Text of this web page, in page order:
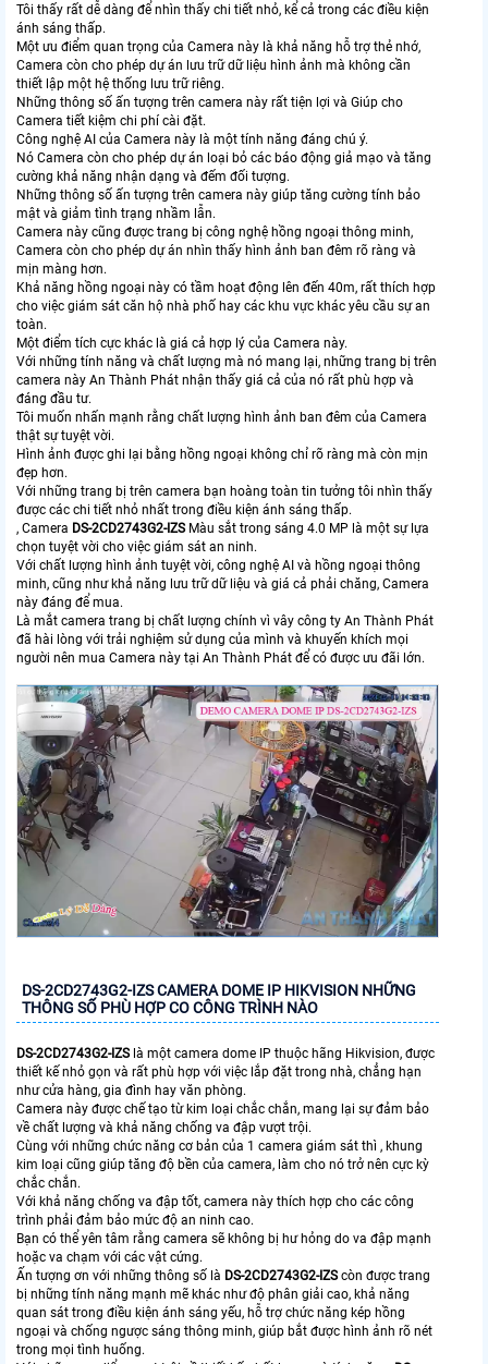
Tôi thấy rất dễ dàng để nhìn thấy chi tiết nhỏ, kể cả trong các điều kiện
ánh sáng thấp.
Một ưu điểm quan trọng của Camera này là khả năng hỗ trợ thẻ nhớ,
Camera còn cho phép dự án lưu trữ dữ liệu hình ảnh mà không cần
thiết lập một hệ thống lưu trữ riêng.
Những thông số ấn tượng trên camera này rất tiện lợi và Giúp cho
Camera tiết kiệm chi phí cài đặt.
Công nghệ AI của Camera này là một tính năng đáng chú ý.
Nó Camera còn cho phép dự án loại bỏ các báo động giả mạo và tăng
cường khả năng nhận dạng và đếm đối tượng.
Những thông số ấn tượng trên camera này giúp tăng cường tính bảo
mật và giảm tình trạng nhầm lẫn.
Camera này cũng được trang bị công nghệ hồng ngoại thông minh,
Camera còn cho phép dự án nhìn thấy hình ảnh ban đêm rõ ràng và
mịn màng hơn.
Khả năng hồng ngoại này có tầm hoạt động lên đến 40m, rất thích hợp
cho việc giám sát căn hộ nhà phố hay các khu vực khác yêu cầu sự an
toàn.
Một điểm tích cực khác là giá cả hợp lý của Camera này.
Với những tính năng và chất lượng mà nó mang lại, những trang bị trên
camera này An Thành Phát nhận thấy giá cả của nó rất phù hợp và
đáng đầu tư.
Tôi muốn nhấn mạnh rằng chất lượng hình ảnh ban đêm của Camera
thật sự tuyệt vời.
Hình ảnh được ghi lại bằng hồng ngoại không chỉ rõ ràng mà còn mịn
đẹp hơn.
Với những trang bị trên camera bạn hoàng toàn tin tưởng tôi nhìn thấy
được các chi tiết nhỏ nhất trong điều kiện ánh sáng thấp.
, Camera DS-2CD2743G2-IZSMàu sắt trong sáng 4.0 MP là một sự lựa
chọn tuyệt vời cho việc giám sát an ninh.
Với chất lượng hình ảnh tuyệt vời, công nghệ AI và hồng ngoại thông
minh, cũng như khả năng lưu trữ dữ liệu và giá cả phải chăng, Camera
này đáng để mua.
Là mắt camera trang bị chất lượng chính vì vây công ty An Thành Phát
đã hài lòng với trải nghiệm sử dụng của mình và khuyến khích mọi
người nên mua Camera này tại An Thành Phát để có được ưu đãi lớn.
DS-2CD2743G2-IZS CAMERA DOME IP HIKVISION NHỮNG
THÔNG SỐ PHÙ HỢP CO CÔNG TRÌNH NÀO
DS-2CD2743G2-IZSlà một camera dome IP thuộc hãng Hikvision, được
thiết kế nhỏ gọn và rất phù hợp với việc lắp đặt trong nhà, chẳng hạn
như cửa hàng, gia đình hay văn phòng.
Camera này được chế tạo từ kim loại chắc chắn, mang lại sự đảm bảo
về chất lượng và khả năng chống va đập vượt trội.
Cùng với những chức năng cơ bản của 1 camera giám sát thì , khung
kim loại cũng giúp tăng độ bền của camera, làm cho nó trở nên cực kỳ
chắc chắn.
Với khả năng chống va đập tốt, camera này thích hợp cho các công
trình phải đảm bảo mức độ an ninh cao.
Bạn có thể yên tâm rằng camera sẽ không bị hư hỏng do va đập mạnh
hoặc va chạm với các vật cứng.
Ấn tượng ơn với những thông số là DS-2CD2743G2-IZScòn được trang
bị những tính năng mạnh mẽ khác như độ phân giải cao, khả năng
quan sát trong điều kiện ánh sáng yếu, hỗ trợ chức năng kép hồng
ngoại và chống ngược sáng thông minh, giúp bắt được hình ảnh rõ nét
trong mọi tình huống.